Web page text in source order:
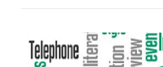
ইংরেজি
লিঙ্গুয়া